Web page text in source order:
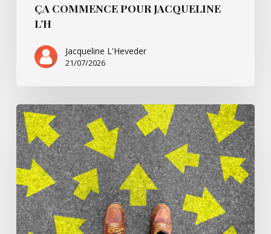
ÇA COMMENCE POUR JACQUELINE
L’H
Jacqueline L'Heveder
21/07/2026
Ça
commence
avec
Villarsbrandis…